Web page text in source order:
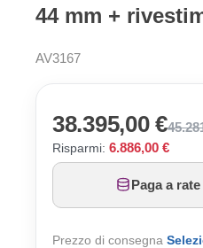
44 mm +
AV3167
38.395,00 €
Risparmi: 6.886,00 €
Paga a
Prezzo di consegna